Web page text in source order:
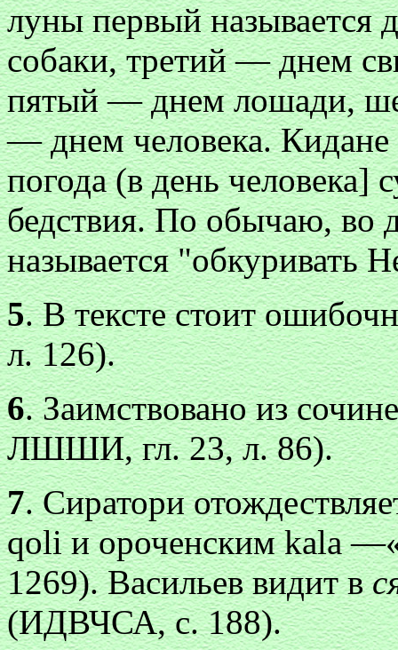
луны первый
собаки, третий — днем
пятый — днем лошади,
— днем человека. Кидане
погода (в день человека]
бедствия. По обычаю, во
называется
5. В тексте стоит
л. 126).
6. Заимствовано из
ЛШШИ, гл. 23, л. 86).
7. Сиратори
qoli и ороченским kаlа
1269). Васильев видит в
(ИДВЧСА, с. 188).